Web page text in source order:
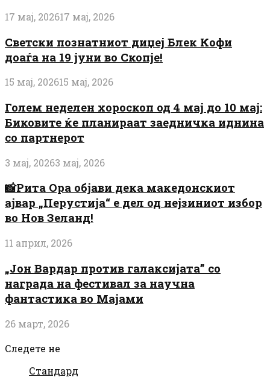
17 мај, 202617 мај, 2026
Светски познатниот диџеј Блек Кофи
доаѓа на 19 јуни во Скопје!
15 мај, 202615 мај, 2026
Голем неделен хороскоп од 4 мај до 10 мај:
Биковите ќе планираат заедничка иднина
со партнерот
3 мај, 20263 мај, 2026
📸Рита Ора објави дека македонскиот
ајвар „Перустија“ е дел од нејзиниот избор
во Нов Зеланд!
11 април, 2026
„Јон Вардар против галаксијата” со
награда на фестивал за научна
фантастика во Мајами
26 март, 2026
Следете не
Стандард